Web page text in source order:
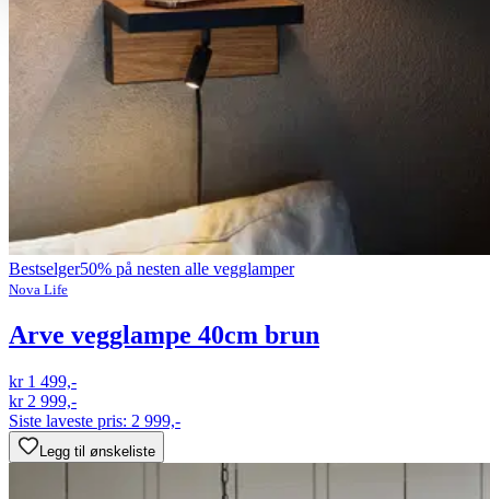
Bestselger50% på nesten alle vegglamper
Nova Life
Arve vegglampe 40cm brun
kr 1 499,-
kr 2 999,-
Siste laveste pris: 2 999,-
Legg til ønskeliste